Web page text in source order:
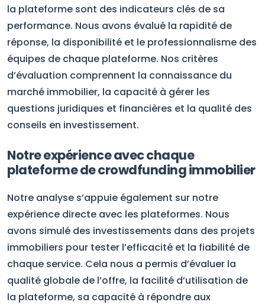
la plateforme sont des indicateurs clés de sa
performance. Nous avons évalué la rapidité de
réponse, la disponibilité et le professionnalisme des
équipes de chaque plateforme. Nos critères
d’évaluation comprennent la connaissance du
marché immobilier, la capacité à gérer les
questions juridiques et financières et la qualité des
conseils en investissement.
Notre expérience avec chaque
plateforme de crowdfunding immobilier
Notre analyse s’appuie également sur notre
expérience directe avec les plateformes. Nous
avons simulé des investissements dans des projets
immobiliers pour tester l’efficacité et la fiabilité de
chaque service. Cela nous a permis d’évaluer la
qualité globale de l’offre, la facilité d’utilisation de
la plateforme, sa capacité à répondre aux